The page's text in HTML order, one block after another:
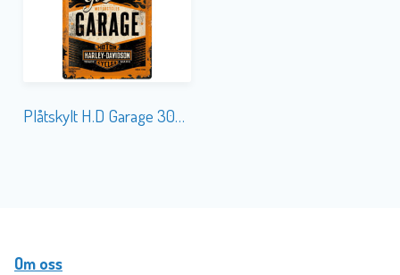
Plåtskylt H.D Garage 30×40
Om oss